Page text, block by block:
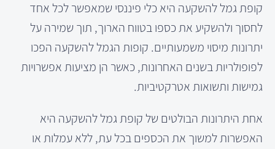
קופת גמל להשקעה היא כלי פיננסי שמאפשר לכל אחד
לחסוך ולהשקיע את כספו בטווח הארוך, תוך שמירה על
יתרונות מיסוי משמעותיים. קופות הגמל להשקעה הפכו
לפופולריות בשנים האחרונות, כאשר הן מציעות אפשרויות
גמישות ותשואות אטרקטיביות.
אחת היתרונות הבולטים של קופת גמל להשקעה היא
האפשרות למשוך את הכספים בכל עת, ללא עמלות או